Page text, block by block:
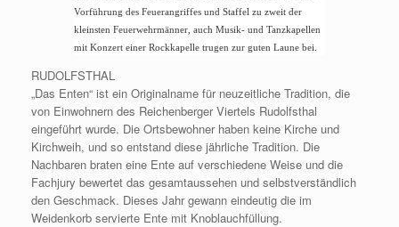
Vorführung des Feuerangriffes und Staffel zu zweit der
kleinsten Feuerwehrmänner, auch Musik- und Tanzkapellen
mit Konzert einer Rockkapelle trugen zur guten Laune bei.
RUDOLFSTHAL
„Das Enten“ ist ein Originalname für neuzeitliche Tradition, die
von Einwohnern des Reichenberger Viertels Rudolfsthal
eingeführt wurde. Die Ortsbewohner haben keine Kirche und
Kirchweih, und so entstand diese jährliche Tradition. Die
Nachbaren braten eine Ente auf verschiedene Weise und die
Fachjury bewertet das gesamtaussehen und selbstverständlich
den Geschmack. Dieses Jahr gewann eindeutig die im
Weidenkorb servierte Ente mit Knoblauchfüllung.